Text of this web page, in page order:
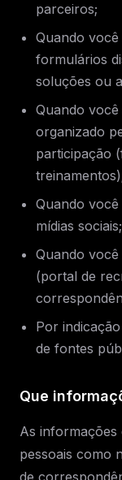
parceiros;
Quando
formulários
soluções ou
Quando
organizado
participação
Quando
mídias sociais;
Quando
(portal de
Por
de fontes
Que
As informações
pessoais como
de